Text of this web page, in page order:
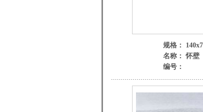
规格：
名称： 怀壁
编号：